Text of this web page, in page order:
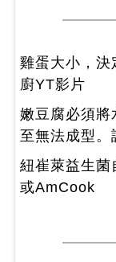
雞蛋大小，決
廚YT影片
嫩豆腐必須將
至無法成型
紐崔萊益生菌
或AmCook